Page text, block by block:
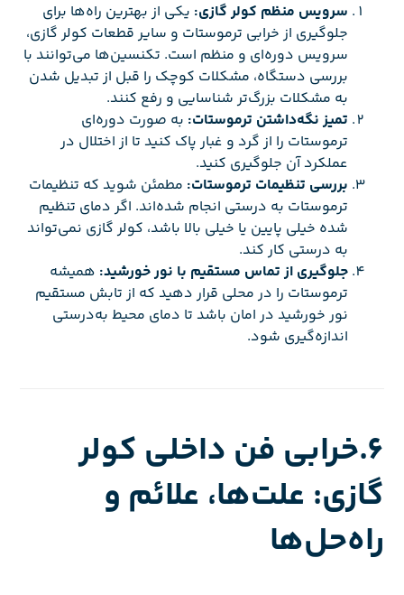
سرویس منظم کولر گازی: یکی از بهترین راه‌ها برای
جلوگیری از خرابی ترموستات و سایر قطعات کولر گازی،
سرویس دوره‌ای و منظم است. تکنسین‌ها می‌توانند با
بررسی دستگاه، مشکلات کوچک را قبل از تبدیل شدن
به مشکلات بزرگ‌تر شناسایی و رفع کنند.
تمیز نگه‌داشتن ترموستات: به صورت دوره‌ای
ترموستات را از گرد و غبار پاک کنید تا از اختلال در
عملکرد آن جلوگیری کنید.
بررسی تنظیمات ترموستات: مطمئن شوید که تنظیمات
ترموستات به درستی انجام شده‌اند. اگر دمای تنظیم
شده خیلی پایین یا خیلی بالا باشد، کولر گازی نمی‌تواند
به درستی کار کند.
جلوگیری از تماس مستقیم با نور خورشید: همیشه
ترموستات را در محلی قرار دهید که از تابش مستقیم
نور خورشید در امان باشد تا دمای محیط به‌درستی
اندازه‌گیری شود.
6.خرابی فن داخلی کولر
گازی: علت‌ها، علائم و
راه‌حل‌ها